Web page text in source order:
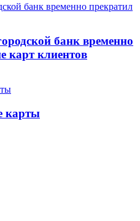
банк временно
карт клиентов
карты